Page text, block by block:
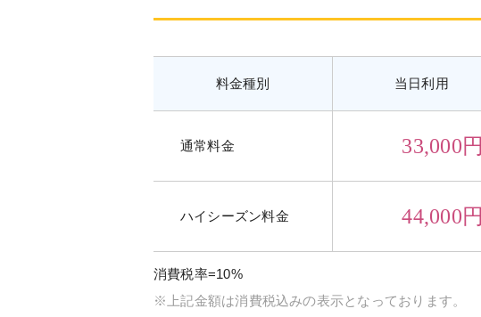
料金種別 当日利用
通常料金 33,000円
ハイシーズン料金 44,000円
消費税率=10%
※上記金額は消費税込みの表示となっております。